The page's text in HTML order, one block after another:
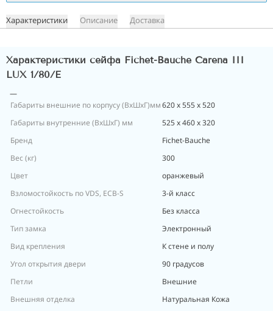
Характеристики Описание Доставка
Характеристики сейфа Fichet-Bauche Carena III
LUX 1/80/E
Габариты внешние по корпусу (ВхШхГ)мм620 x 555 x 520
Габариты внутренние (ВхШхГ) мм
525 x 460 x 320
Бренд
Fichet-Bauche
Вес (кг)
300
Цвет
оранжевый
Взломостойкость по VDS, ECB-S
3-й класс
Огнестойкость
Без класса
Тип замка
Электронный
Вид крепления
К стене и полу
Угол открытия двери
90 градусов
Петли
Внешние
Внешняя отделка
Натуральная Кожа